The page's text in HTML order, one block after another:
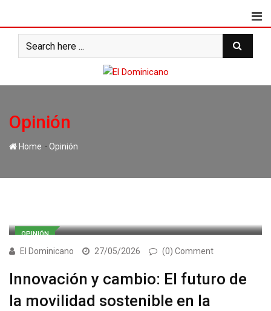
content
Opinión
Home -Opinión
OPINIÓN
El Dominicano 27/05/2026 (0) Comment
Innovación y cambio: El futuro de
la movilidad sostenible en la